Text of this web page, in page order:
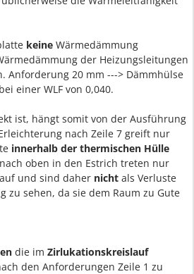
keine Wärmedämmung
der Heizungsleitungen
Anforderung 20 mm ---> Dämmhülse
einer WLF von 0,040.
ist, hängt somit von der Ausführung
nach Zeile 7 greift nur
innerhalb der thermischen Hülle
oben in den Estrich treten nur
und sind daher nicht als Verluste
zu sehen, da sie dem Raum zu Gute
die im Zirlukationskreislauf
den Anforderungen Zeile 1 zu